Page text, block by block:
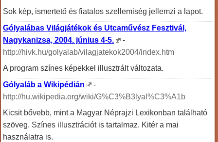
Sok kép, ismertető és fiatalos szellemiség jellemzi a lapot.
Gólyalábas Világjátékok és Utcaművész Fesztivál,
Nagykanizsa, 2004. június 4-5.
-
http://hivk.hu/golyalab/vilagjatekok2004/index.htm
A program színes képekkel illusztrált változata.
Gólyaláb a Wikipédián
-
http://hu.wikipedia.org/wiki/G%C3%B3lyal%C3%A1b
Kicsit bővebb, mint a Magyar Néprajzi Lexikonban található
szöveg. Színes illusztrációt is tartalmaz. Kitér a mai
használatra is.